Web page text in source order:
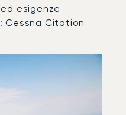
esigenze
Cessna Citation